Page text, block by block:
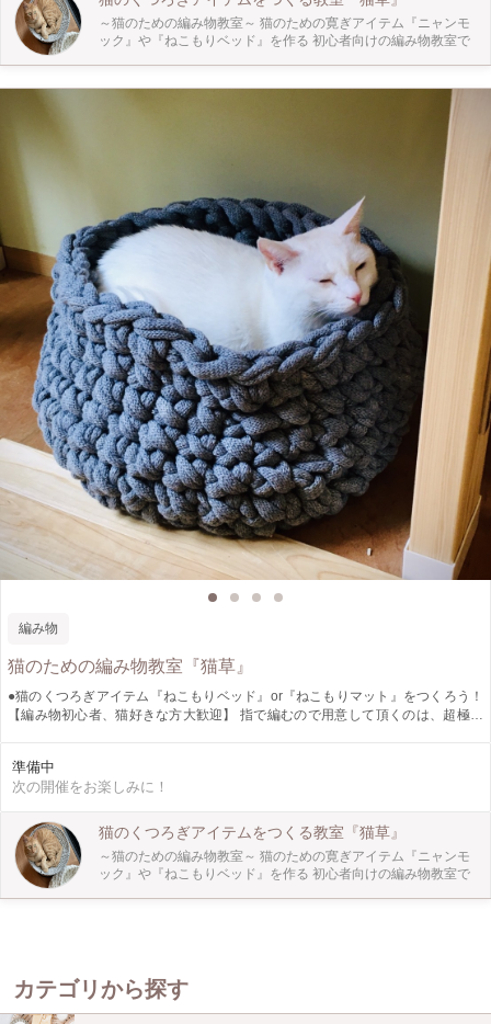
～猫のための編み物教室～ 猫のための寛ぎアイテム『ニャンモ
ック』や『ねこもりベッド』を作る 初心者向けの編み物教室で
編み物
猫のための編み物教室『猫草』
●猫のくつろぎアイテム『ねこもりベッド』or『ねこもりマット』をつくろう！
【編み物初心者、猫好きな方大歓迎】 指で編むので用意して頂くのは、超極太
んの暮らしている『ねこともハウスSANCHACO』さんのスペースをお借りして
運営しています。猫ちゃん達が寛いでいる脇で、お話しながら楽しく一緒に編み
準備中
次の開催をお楽しみに！
猫のくつろぎアイテムをつくる教室『猫草』
～猫のための編み物教室～ 猫のための寛ぎアイテム『ニャンモ
ック』や『ねこもりベッド』を作る 初心者向けの編み物教室で
カテゴリから探す